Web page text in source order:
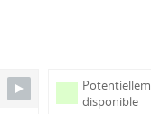
disponible